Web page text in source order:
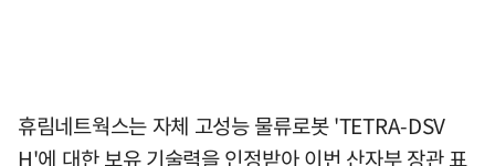
휴림네트웍스는 자체 고성능 물류로봇 'TETRA-DSV
H'에 대한 보유 기술력을 인정받아 이번 산자부 장관 표